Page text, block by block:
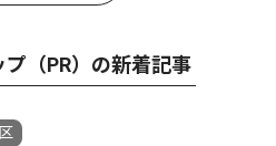
（PR）の新着記事